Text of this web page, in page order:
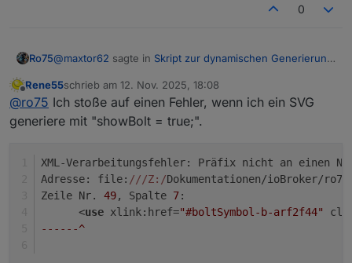
Ro75.
0
Ro75@maxtor62 sagte in Skript zur dynamischen Generierung
const ZielDP = '"0_userdata.0.vis.VIS-Batterie.Batt';
Und der Datenpunkt (String / Zeichen) muss bereits
existieren.
Ro75.
Offline
Rene55schrieb am 12. Nov. 2025, 18:08
zuletzt editiert von
@ro75 Ich stoße auf einen Fehler, wenn ich ein SVG
generiere mit "showBolt = true;".
XML-Verarbeitungsfehler: Präfix nicht an einen
Adresse: file: ///Z:/Dokumentationen/ioBroker/
Zeile Nr. 49, Spalte 7:
      <
use xlink:href="#boltSymbol-b-arf2f44"
------^